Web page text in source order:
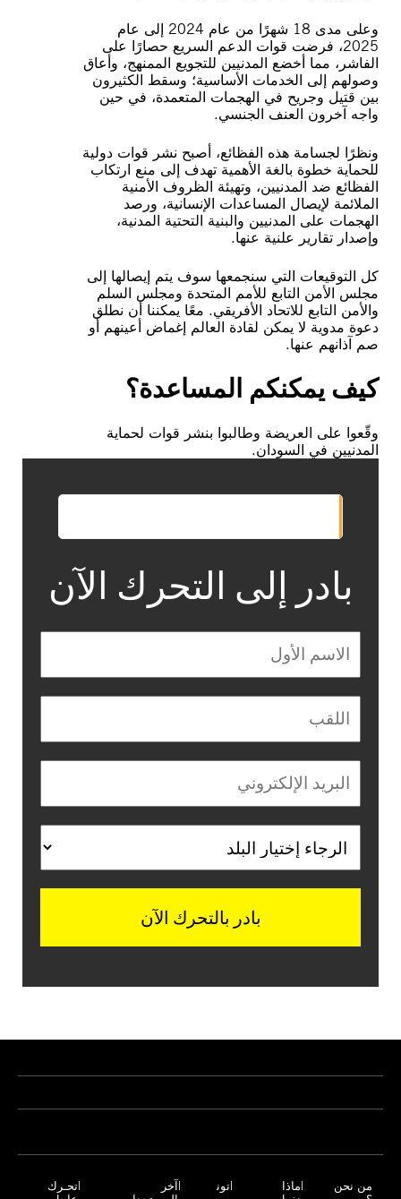
وعلى مدى 18 شهرًا من عام 2024 إلى عام
2025، فرضت قوات الدعم السريع حصارًا على
الفاشر، مما أخضع المدنيين للتجويع الممنهج، وأعاق
وصولهم إلى الخدمات الأساسية؛ وسقط الكثيرون
بين قتيل وجريح في الهجمات المتعمدة، في حين
واجه آخرون العنف الجنسي.
ونظرًا لجسامة هذه الفظائع، أصبح نشر قوات دولية
للحماية خطوة بالغة الأهمية تهدف إلى منع ارتكاب
الفظائع ضد المدنيين، وتهيئة الظروف الأمنية
الملائمة لإيصال المساعدات الإنسانية، ورصد
الهجمات على المدنيين والبنية التحتية المدنية،
وإصدار تقارير علنية عنها.
كل التوقيعات التي سنجمعها سوف يتم إيصالها إلى
مجلس الأمن التابع للأمم المتحدة ومجلس السلم
والأمن التابع للاتحاد الأفريقي. معًا يمكننا أن نطلق
دعوة مدوية لا يمكن لقادة العالم إغماض أعينهم أو
صم آذانهم عنها.
كيف يمكنكم المساعدة؟
وقّعوا على العريضة وطالبوا بنشر قوات لحماية
المدنيين في السودان.
من نحن
ماذا
تون
آخر
تحـرك